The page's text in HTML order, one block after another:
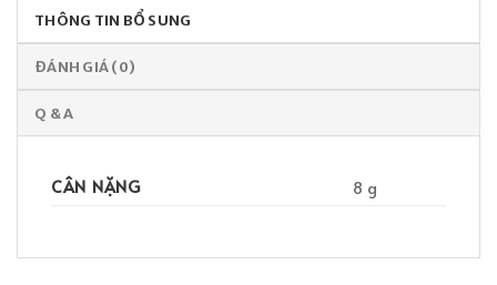
THÔNG TIN BỔ SUNG
ĐÁNH GIÁ (0)
Q & A
CÂN NẶNG 8 g